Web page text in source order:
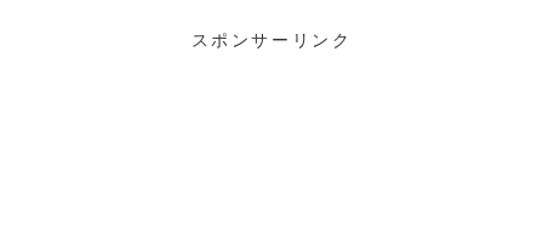
スポンサーリンク